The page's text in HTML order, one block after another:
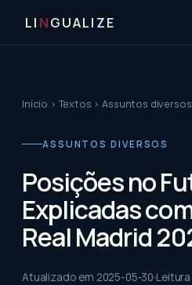
LI NGUALIZE
Início ›Textos ›Assuntos diversos
ASSUNTOS DIVERSOS
Posições no
Explicadas
Real Madrid
Atualizado em 2025-05-30